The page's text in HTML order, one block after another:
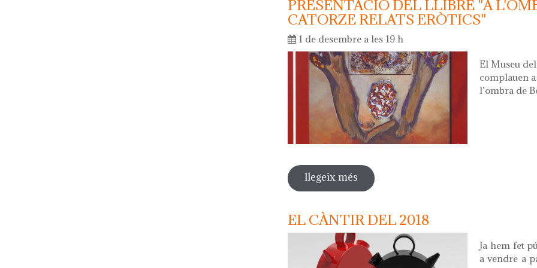
PRESENTACIÓ DEL LLIBRE "A
CATORZE RELATS ERÒTICS"
1 de desembre a les 19 h
El Museu
complauen
l’ombra de
llegeix més sobre presentació del llibre "a
EL CÀNTIR DEL 2018
Ja hem fet
a vendre a